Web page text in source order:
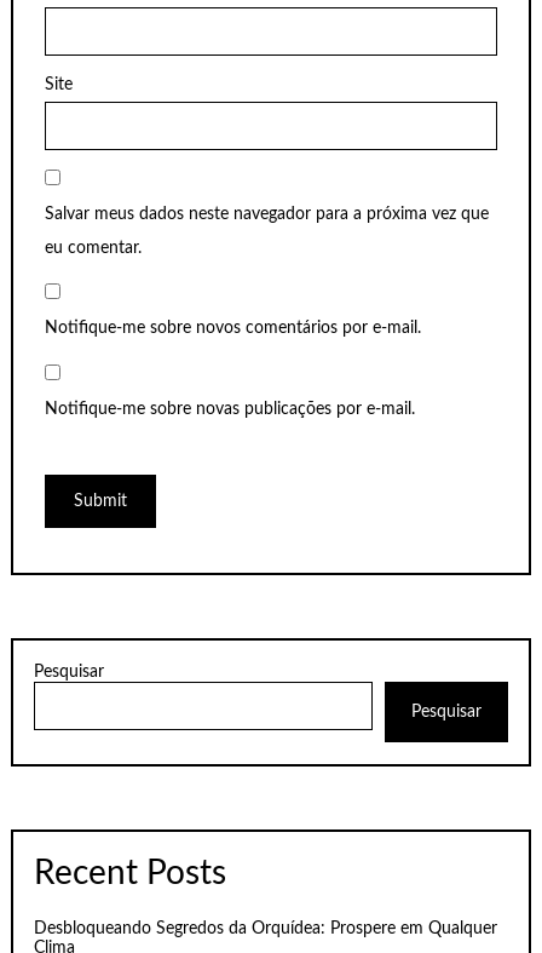
Site
Salvar meus dados neste navegador para a próxima vez que
eu comentar.
Notifique-me sobre novos comentários por e-mail.
Notifique-me sobre novas publicações por e-mail.
Pesquisar
Pesquisar
Recent Posts
Desbloqueando Segredos da Orquídea: Prospere em Qualquer
Clima